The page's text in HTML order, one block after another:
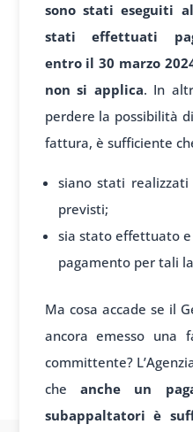
sono stati eseguiti
stati effettuati
entro il 30 marzo
non si applica. In
perdere la possibilità
fattura, è sufficiente
siano stati
previsti;
sia stato effettuato
pagamento per tali
Ma cosa accade se il
ancora emesso una
committente?
che anche un
subappaltatori è